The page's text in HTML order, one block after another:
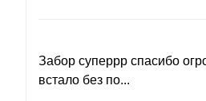
Забор суперрр спасибо
встало без по...